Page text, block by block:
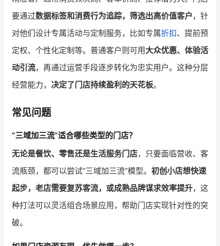
要通过数据标签和消费行为追踪，筛选出高价值客户，针
对他们设计专属活动与定制服务，比如专属折扣、提前预
定权、个性化定制等。普通客户则可用 大众优惠、体验活
动引流，再通过运营手段逐步转化为忠实用户。这种分层
经营能力， 决定了门店持续盈利的天花板。
常见问题
“三域加三流”适合哪些类型的门店？
无论是餐饮、零售还是生活服务门店，只要面临营收、客
流瓶颈，都可以尝试“三域加三流”模型。 初创小店想快速
起步，老店需要复苏客流，或成熟品牌谋求效率提升，这
种打法可以灵活组合场景应用，帮助门店实现针对性的突
破。